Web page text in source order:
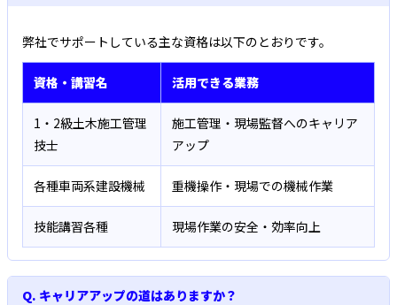
弊社でサポートしている主な資格は以下のとおりです。
資格・講習名 活用できる業務
1・2級土木施工管理
技士
施工管理・現場監督へのキャリア
アップ
各種車両系建設機械 重機操作・現場での機械作業
技能講習各種 現場作業の安全・効率向上
Q. キャリアアップの道はありますか？